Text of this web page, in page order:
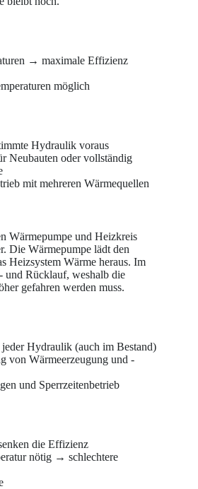
→ maximale Effizienz
möglich
Hydraulik voraus
Neubauten oder vollständig
mit mehreren Wärmequellen
Wärmepumpe und Heizkreis
Die Wärmepumpe lädt den
Heizsystem Wärme heraus. Im
und Rücklauf, weshalb die
gefahren werden muss.
Hydraulik (auch im Bestand)
von Wärmeerzeugung und -
und Sperrzeitenbetrieb
die Effizienz
nötig → schlechtere